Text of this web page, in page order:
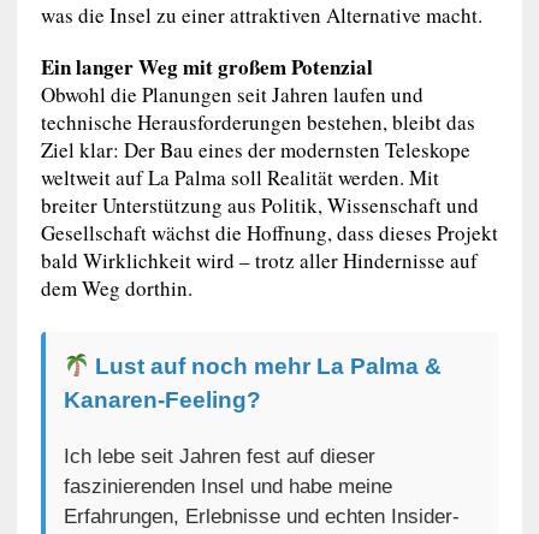
was die Insel zu einer attraktiven Alternative macht.
Ein langer Weg mit großem Potenzial
Obwohl die Planungen seit Jahren laufen und
technische Herausforderungen bestehen, bleibt das
Ziel klar: Der Bau eines der modernsten Teleskope
weltweit auf La Palma soll Realität werden. Mit
breiter Unterstützung aus Politik, Wissenschaft und
Gesellschaft wächst die Hoffnung, dass dieses Projekt
bald Wirklichkeit wird – trotz aller Hindernisse auf
dem Weg dorthin.
Lust auf noch mehr La Palma &
Kanaren-Feeling?
Ich lebe seit Jahren fest auf dieser
faszinierenden Insel und habe meine
Erfahrungen, Erlebnisse und echten Insider-